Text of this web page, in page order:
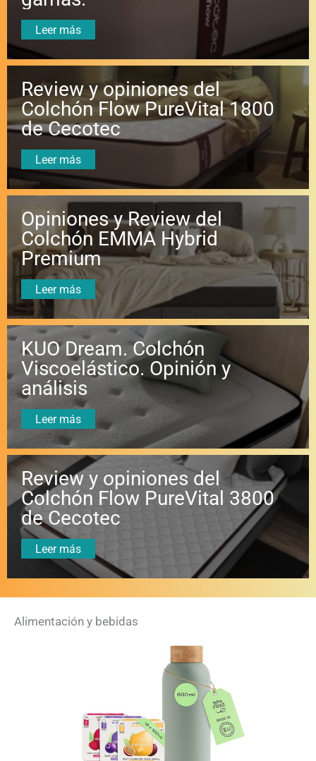
Leer más
Review y opiniones del
Colchón Flow PureVital 1800
de Cecotec
Leer más
Opiniones y Review del
Colchón EMMA Hybrid
Premium
Leer más
KUO Dream. Colchón
Viscoelástico. Opinión y
análisis
Leer más
Review y opiniones del
Colchón Flow PureVital 3800
de Cecotec
Leer más
Alimentación y bebidas